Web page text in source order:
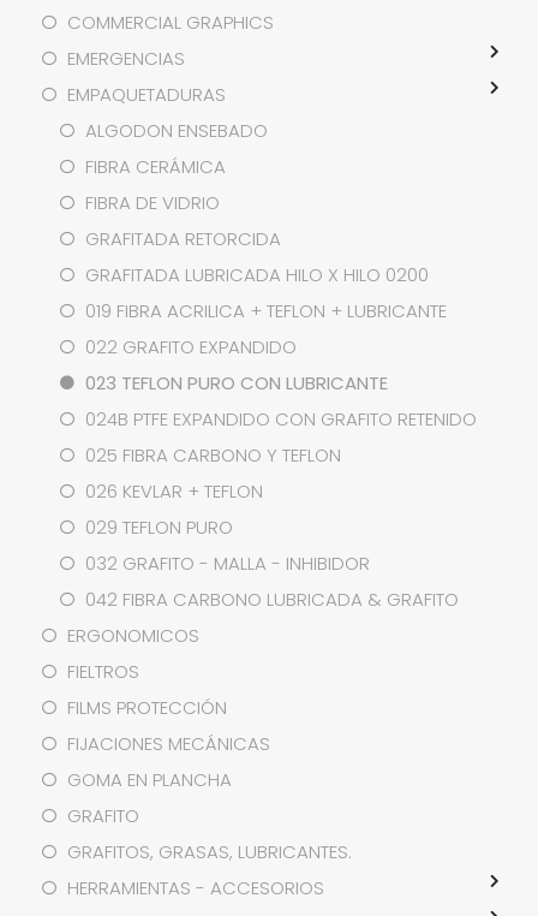
COMMERCIAL GRAPHICS
EMERGENCIAS
EMPAQUETADURAS
ALGODON ENSEBADO
FIBRA CERÁMICA
FIBRA DE VIDRIO
GRAFITADA RETORCIDA
GRAFITADA LUBRICADA HILO X HILO 0200
019 FIBRA ACRILICA + TEFLON + LUBRICANTE
022 GRAFITO EXPANDIDO
023 TEFLON PURO CON LUBRICANTE
024B PTFE EXPANDIDO CON GRAFITO RETENIDO
025 FIBRA CARBONO Y TEFLON
026 KEVLAR + TEFLON
029 TEFLON PURO
032 GRAFITO - MALLA - INHIBIDOR
042 FIBRA CARBONO LUBRICADA & GRAFITO
ERGONOMICOS
FIELTROS
FILMS PROTECCIÓN
FIJACIONES MECÁNICAS
GOMA EN PLANCHA
GRAFITO
GRAFITOS, GRASAS, LUBRICANTES.
HERRAMIENTAS - ACCESORIOS